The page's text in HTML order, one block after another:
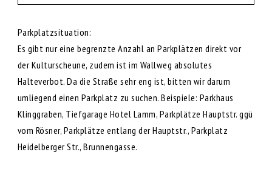
Parkplatzsituation:
Es gibt nur eine begrenzte Anzahl an Parkplätzen direkt vor
der Kulturscheune, zudem ist im Wallweg absolutes
Halteverbot. Da die Straße sehr eng ist, bitten wir darum
umliegend einen Parkplatz zu suchen. Beispiele: Parkhaus
Klinggraben, Tiefgarage Hotel Lamm, Parkplätze Hauptstr. ggü
vom Rösner, Parkplätze entlang der Hauptstr., Parkplatz
Heidelberger Str., Brunnengasse.